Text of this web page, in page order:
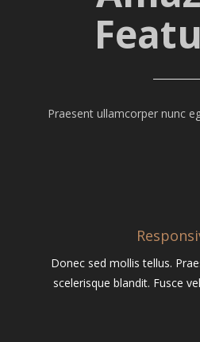
Praesent ullamcorper nunc
Donec sed mollis tellus.
scelerisque blandit. Fusce